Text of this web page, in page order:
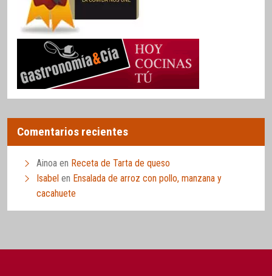
Comentarios recientes
Ainoa en Receta de Tarta de queso
Isabel en Ensalada de arroz con pollo, manzana y
cacahuete